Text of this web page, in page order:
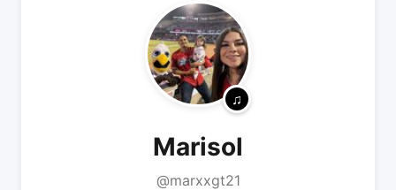
Marisol
@marxxgt21